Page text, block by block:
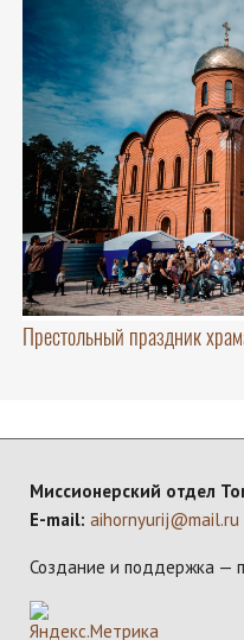
Престольный праздник
Миссионерский отдел
E-mail: aihornyurij@mail.ru
Создание и поддержка —